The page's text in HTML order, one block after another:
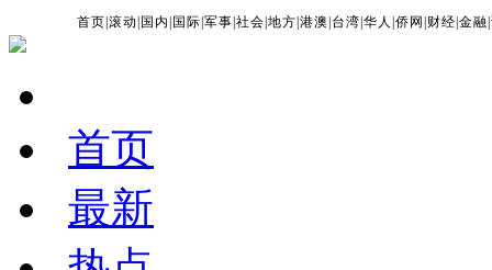
首页 |滚动 国内 国际 |军事 |社会 |地方 |港澳 台湾 |华人 |侨网 财经 |金融 |
首页
最新